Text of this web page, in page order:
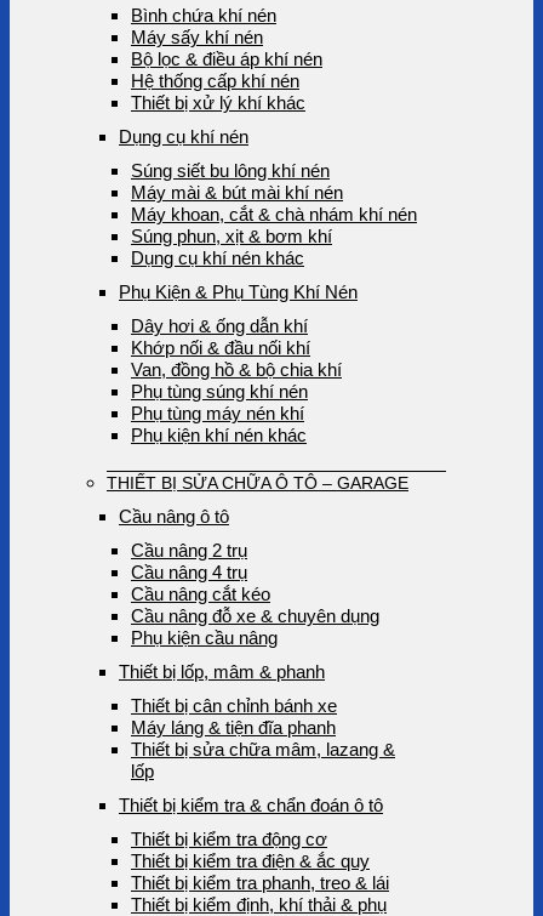
Bình chứa khí nén
Máy sấy khí nén
Bộ lọc & điều áp khí nén
Hệ thống cấp khí nén
Thiết bị xử lý khí khác
Dụng cụ khí nén
Súng siết bu lông khí nén
Máy mài & bút mài khí nén
Máy khoan, cắt & chà nhám khí nén
Súng phun, xịt & bơm khí
Dụng cụ khí nén khác
Phụ Kiện & Phụ Tùng Khí Nén
Dây hơi & ống dẫn khí
Khớp nối & đầu nối khí
Van, đồng hồ & bộ chia khí
Phụ tùng súng khí nén
Phụ tùng máy nén khí
Phụ kiện khí nén khác
THIẾT BỊ SỬA CHỮA Ô TÔ – GARAGE
Cầu nâng ô tô
Cầu nâng 2 trụ
Cầu nâng 4 trụ
Cầu nâng cắt kéo
Cầu nâng đỗ xe & chuyên dụng
Phụ kiện cầu nâng
Thiết bị lốp, mâm & phanh
Thiết bị cân chỉnh bánh xe
Máy láng & tiện đĩa phanh
Thiết bị sửa chữa mâm, lazang &
lốp
Thiết bị kiểm tra & chẩn đoán ô tô
Thiết bị kiểm tra động cơ
Thiết bị kiểm tra điện & ắc quy
Thiết bị kiểm tra phanh, treo & lái
Thiết bị kiểm định, khí thải & phụ